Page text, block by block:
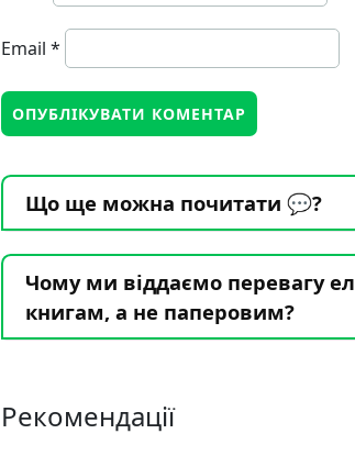
Email *
Що ще можна почитати 💬?
Чому ми віддаємо перевагу
книгам, а не паперовим?
Рекомендації